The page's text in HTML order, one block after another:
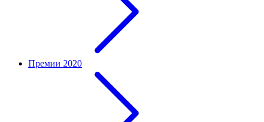
Премии 2020